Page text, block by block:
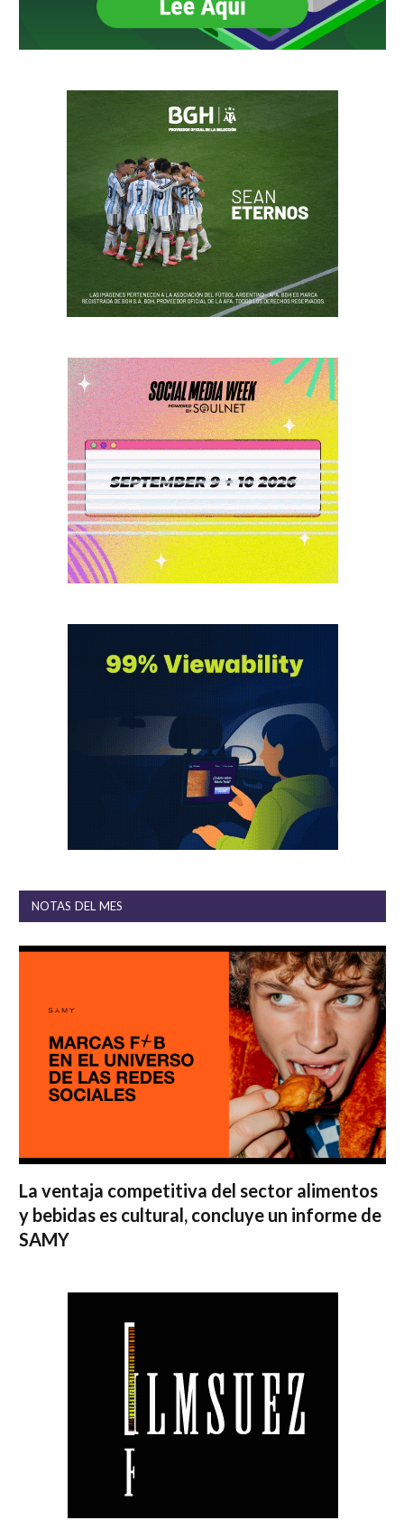
NOTAS DEL MES
La ventaja competitiva del sector alimentos
y bebidas es cultural, concluye un informe de
SAMY